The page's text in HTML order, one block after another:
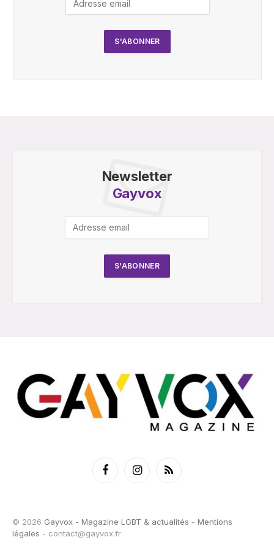
Newsletter
Gayvox
FacebookInstagramRSS
© 2026 Gayvox - Magazine LGBT & actualités - Mentions
légales - contact@gayvox.fr